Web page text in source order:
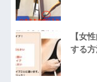
【女
する